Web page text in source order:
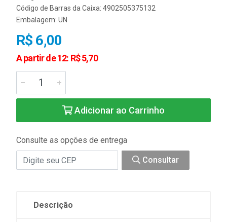
Código de Barras da Caixa: 4902505375132
Embalagem: UN
R$ 6,00
A partir de 12: R$ 5,70
Adicionar ao Carrinho
Consulte as opções de entrega
Consultar
Descrição